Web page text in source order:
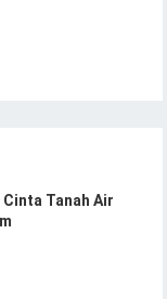
Cinta Tanah Air